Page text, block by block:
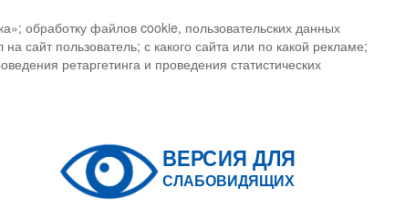
обработку файлов cookie, пользовательских данных
сайт пользователь; с какого сайта или по какой рекламе;
ретаргетинга и проведения статистических